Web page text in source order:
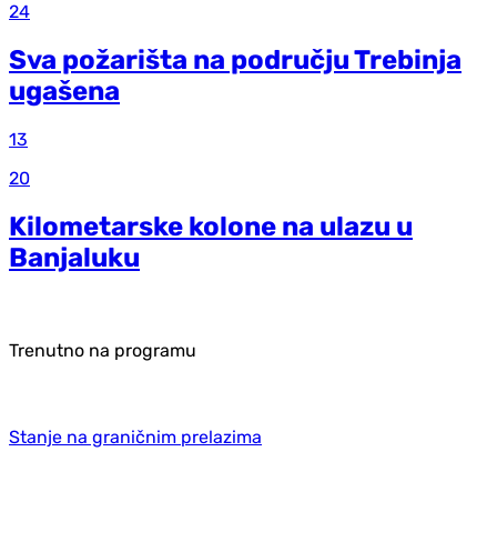
24
Sva požarišta na području Trebinja
ugašena
13
20
Kilometarske kolone na ulazu u
Banjaluku
Trenutno na programu
Stanje na graničnim prelazima